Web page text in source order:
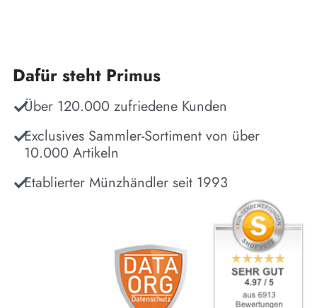
Dafür steht Primus
Über 120.000 zufriedene Kunden
Exclusives Sammler-Sortiment von über
10.000 Artikeln
Etablierter Münzhändler seit 1993